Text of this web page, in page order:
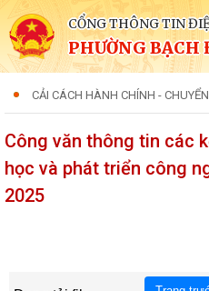
CỔNG THÔNG TIN
PHƯỜNG BẠCH
CẢI CÁCH HÀNH CHÍNH -
Công văn thông tin các
học và phát triển công
2025